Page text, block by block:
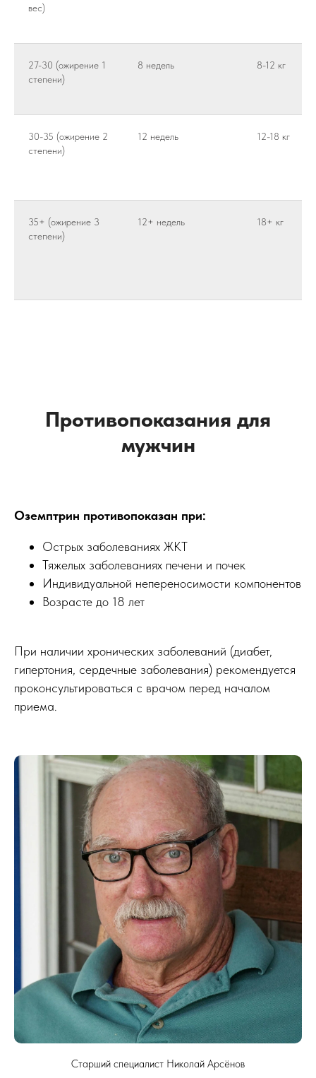
вес)
27-30 (ожирение 1
степени)
8 недель 8-12 кг
30-35 (ожирение 2
степени)
12 недель 12-18 кг
35+ (ожирение 3
степени)
12+ недель 18+ кг
Противопоказания для
мужчин
Оземптрин противопоказан при:
Острых заболеваниях ЖКТ
Тяжелых заболеваниях печени и почек
Индивидуальной непереносимости компонентов
Возрасте до 18 лет
При наличии хронических заболеваний (диабет,
гипертония, сердечные заболевания) рекомендуется
проконсультироваться с врачом перед началом
приема.
Старший специалист Николай Арсёнов
Сертифицированный продукт
Оземптрин - для похудения
Пищевая добавка для поддержки метаболизма,
снижения аппетита и формирования стройного
силуэта без строгих диет и изнурительных
тренировок.
Снижения аппетита
Не вызывает привыкания